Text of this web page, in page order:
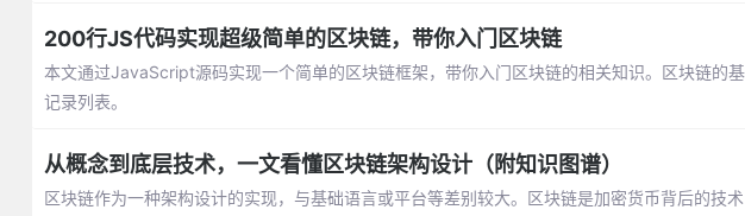
200行JS代码实现超级简单的区块链，带你入门区块链
本文通过JavaScript源码实现一个简单的区块链框架，带你入门区块链的相关知识。区块链的
记录列表。
从概念到底层技术，一文看懂区块链架构设计（附知识图谱）
区块链作为一种架构设计的实现，与基础语言或平台等差别较大。区块链是加密货币背后的技